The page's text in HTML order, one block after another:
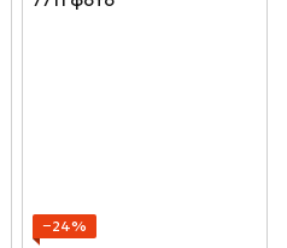
−24%